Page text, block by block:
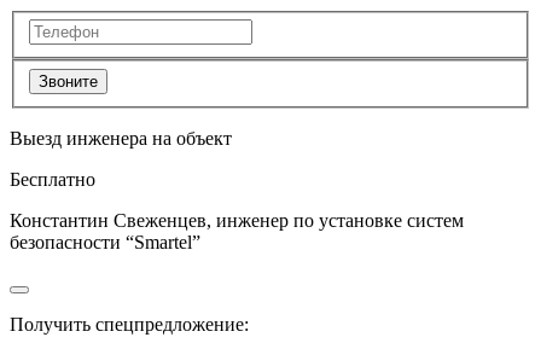
Звоните
Выезд инженера на объект
Бесплатно
Константин Свеженцев, инженер по установке систем
безопасности “Smartel”
Получить спецпредложение: